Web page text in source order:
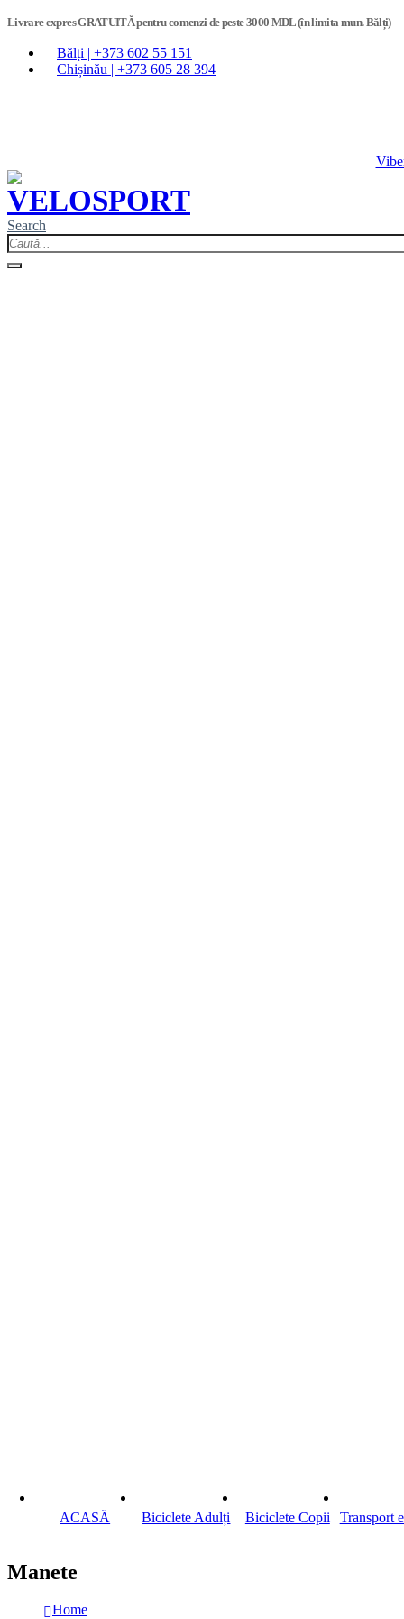
Livrare expres GRATUITĂ pentru comenzi de peste 3000 MDL (în limita mun. Bălți)
Bălți | +373 602 55 151
Chișinău | +373 605 28 394
Search
ACASĂ Biciclete Adulți Biciclete Copii Transport
Manete
Home